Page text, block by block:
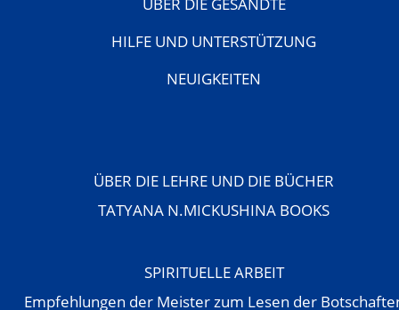
HILFE UND UNTERSTÜTZUNG
NEUIGKEITEN
ÜBER DIE LEHRE UND DIE BÜCHER
TATYANA N.MICKUSHINA BOOKS
SPIRITUELLE ARBEIT
Empfehlungen der Meister zum Lesen der